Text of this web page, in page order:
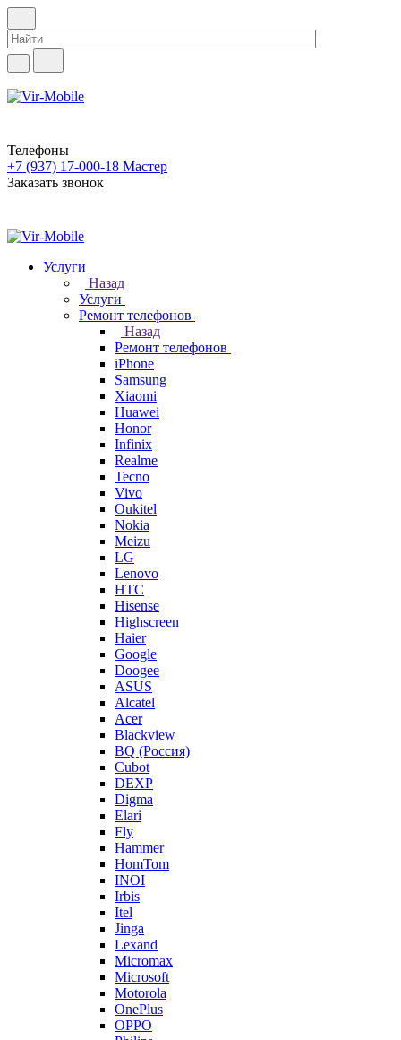
Телефоны
+7 (937) 17-000-18 Мастер
Заказать звонок
Услуги
Назад
Услуги
Ремонт телефонов
Назад
Ремонт телефонов
iPhone
Samsung
Xiaomi
Huawei
Honor
Infinix
Realme
Tecno
Vivo
Oukitel
Nokia
Meizu
LG
Lenovo
HTC
Hisense
Highscreen
Haier
Google
Doogee
ASUS
Alcatel
Acer
Blackview
BQ (Россия)
Cubot
DEXP
Digma
Elari
Fly
Hammer
HomTom
INOI
Irbis
Itel
Jinga
Lexand
Micromax
Microsoft
Motorola
OnePlus
OPPO